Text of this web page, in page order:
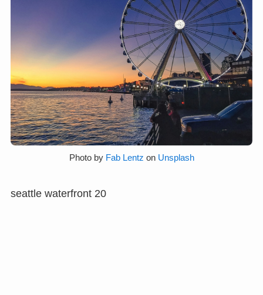
Photo by Fab Lentz on Unsplash
seattle waterfront 20